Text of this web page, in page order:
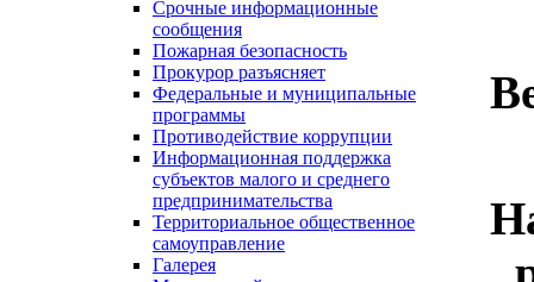
Срочные информационные
сообщения
Пожарная безопасность
Прокурор разъясняет
Федеральные и муниципальные
программы
Противодействие коррупции
Информационная поддержка
субъектов малого и среднего
предпринимательства
Территориальное общественное
самоуправление
Галерея